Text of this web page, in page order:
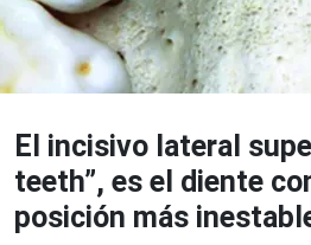
El incisivo lateral
teeth”, es el diente
posición más